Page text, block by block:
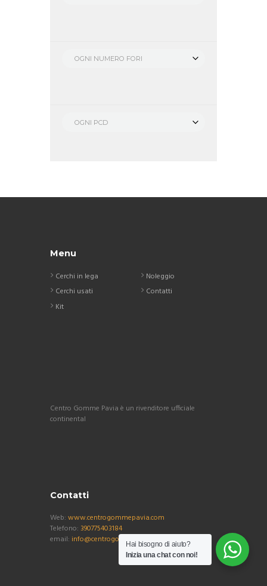
OGNI NUMERO FORI
OGNI PCD
Menu
Cerchi in lega
Cerchi usati
Kit
Noleggio
Contatti
Centro Gomme Pavia è un rivenditore ufficiale
continental
Contatti
Web: www.centrogommepavia.com
Telefono: 390775403184
email: info@centrogommepavia.com
Hai bisogno di aiuto?
Inizia una chat con noi!